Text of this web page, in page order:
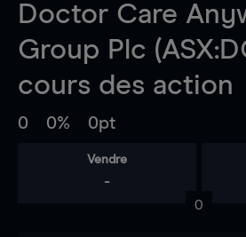
Doctor Care
Group Plc
cours des action
0 0% 0pt
Vendre
-
0